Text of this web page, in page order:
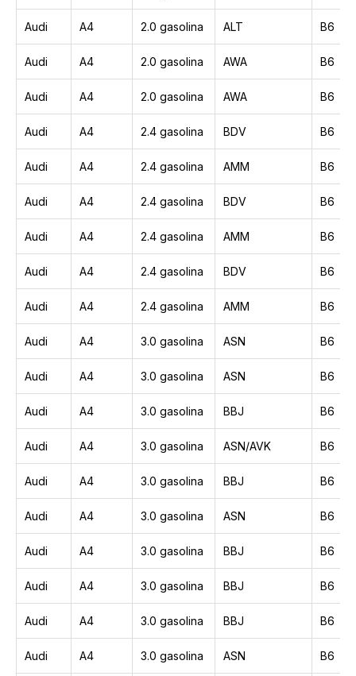
Audi A4 2.0 gasolina ALT B6
Audi A4 2.0 gasolina AWA B6
Audi A4 2.0 gasolina AWA B6
Audi A4 2.4 gasolina BDV B6
Audi A4 2.4 gasolina AMM B6
Audi A4 2.4 gasolina BDV B6
Audi A4 2.4 gasolina AMM B6
Audi A4 2.4 gasolina BDV B6
Audi A4 2.4 gasolina AMM B6
Audi A4 3.0 gasolina ASN B6
Audi A4 3.0 gasolina ASN B6
Audi A4 3.0 gasolina BBJ B6
Audi A4 3.0 gasolina ASN/AVK B6
Audi A4 3.0 gasolina BBJ B6
Audi A4 3.0 gasolina ASN B6
Audi A4 3.0 gasolina BBJ B6
Audi A4 3.0 gasolina BBJ B6
Audi A4 3.0 gasolina BBJ B6
Audi A4 3.0 gasolina ASN B6